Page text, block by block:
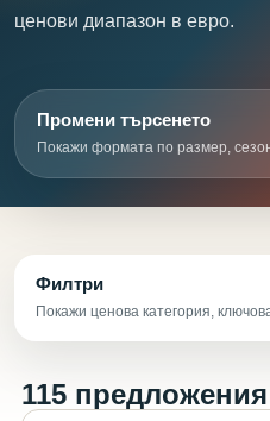
ценови диапазон в евро.
Промени търсенето
Покажи формата по размер,
Филтри
Покажи ценова категория,
115 предложения